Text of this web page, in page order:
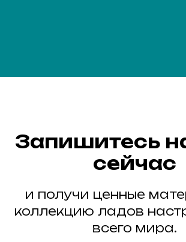
Запишитесь
сейчас
и получи ценные
коллекцию ладов
всего мира.